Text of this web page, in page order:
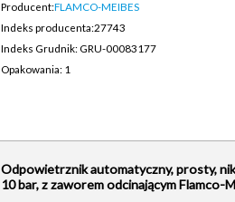
Producent:FLAMCO-MEIBES
Indeks producenta:27743
Indeks Grudnik: GRU-00083177
Opakowania: 1
Odpowietrznik automatyczny, prosty,
10 bar, z zaworem odcinającym Flamco-